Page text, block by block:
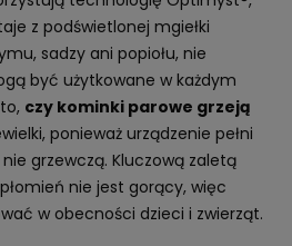
z podświetlonej mgiełki
sadzy ani popiołu, nie
być użytkowane w każdym
czy kominki parowe grzeją
ponieważ urządzenie pełni
grzewczą. Kluczową zaletą
nie jest gorący, więc
w obecności dzieci i zwierząt.